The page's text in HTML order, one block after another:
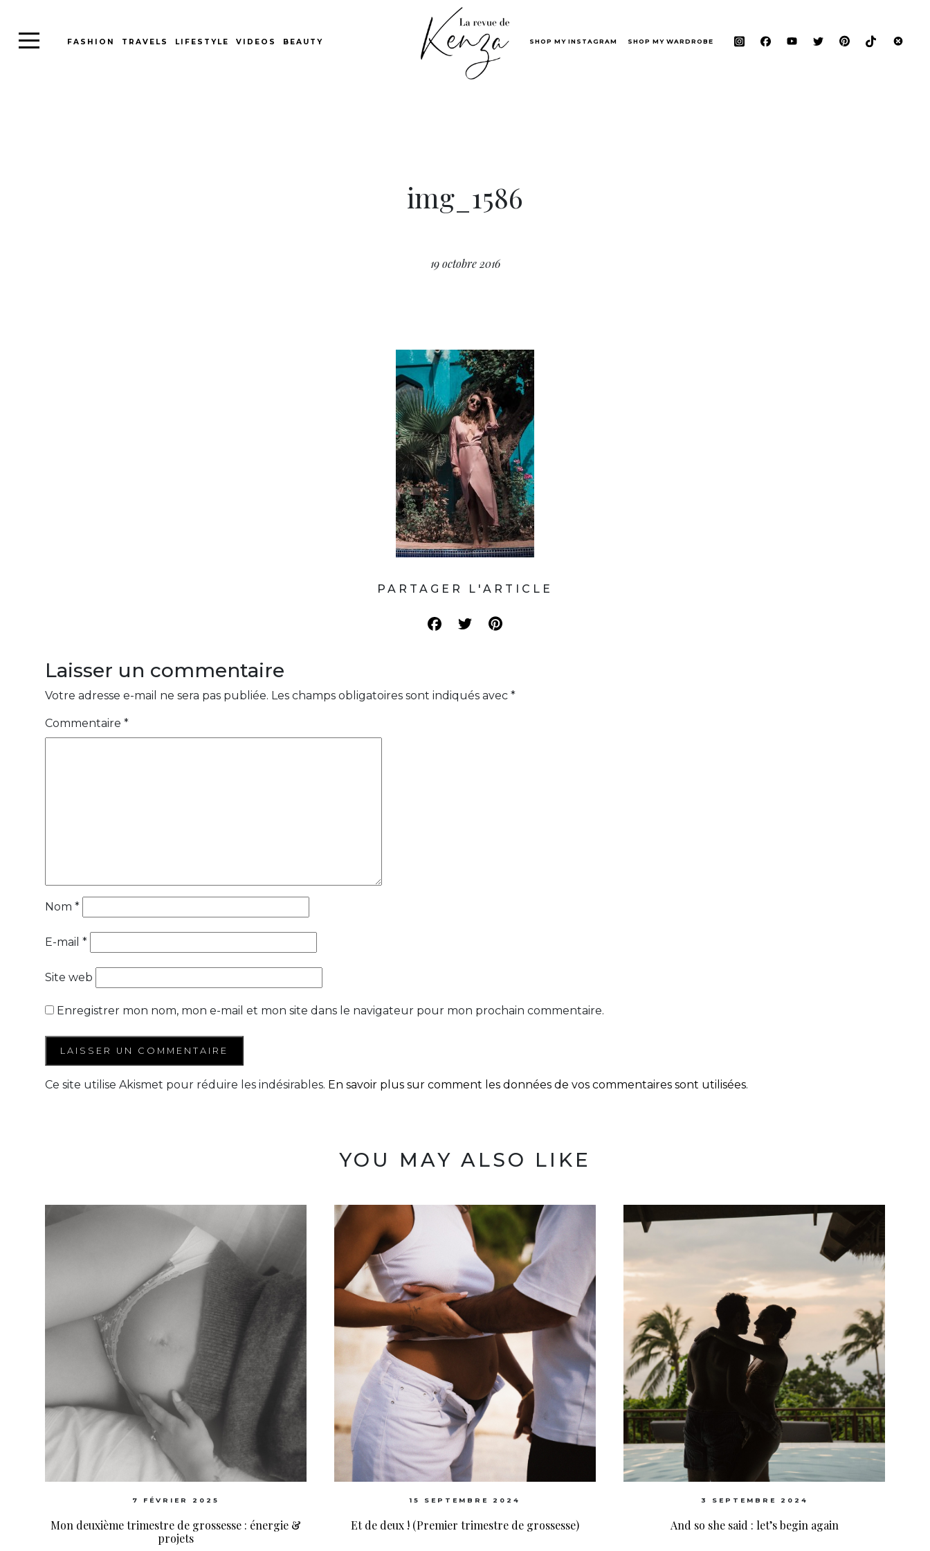
FASHION TRAVELS LIFESTYLE VIDEOS BEAUTY SHOP MY INSTAGRAM SHOP MY WARDROBE
img_1586
19 octobre 2016
PARTAGER L'ARTICLE
Laisser un commentaire
Votre adresse e-mail ne sera pas publiée. Les champs obligatoires sont indiqués avec *
Commentaire *
Nom *
E-mail *
Site web
Enregistrer mon nom, mon e-mail et mon site dans le navigateur pour mon prochain commentaire.
Ce site utilise Akismet pour réduire les indésirables. En savoir plus sur comment les données de vos commentaires sont utilisées.
YOU MAY ALSO LIKE
7 FÉVRIER 2025
Mon deuxième trimestre de grossesse : énergie &
projets
15 SEPTEMBRE 2024
Et de deux ! (Premier trimestre de grossesse)
3 SEPTEMBRE 2024
And so she said : let’s begin again